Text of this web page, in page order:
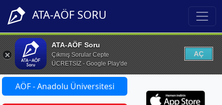
ATA-AÖF SORU
ATA-AÖF Soru
Çıkmış Sorular Cepte
ÜCRETSİZ - Google Play'de
AÇ
AÖF - Anadolu Üniversitesi